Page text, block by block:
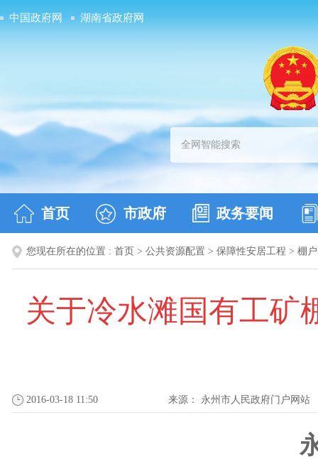
中国政府网 湖南省政府网
首页 市政府 政务要闻
您现在所在的位置 : 首页 > 公共资源配置 > 保障性安居工程 > 棚
关于冷水滩国有工矿
2016-03-18 11:50 来源： 永州市人民政府门户网站